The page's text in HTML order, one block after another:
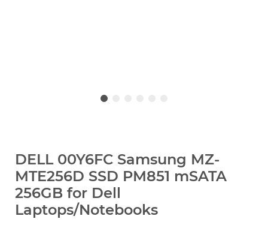
DELL 00Y6FC Samsung MZ-
MTE256D SSD PM851 mSATA
256GB for Dell
Laptops/Notebooks